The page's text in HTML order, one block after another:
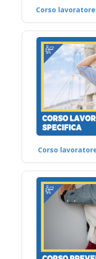
Corso lavoratore
Corso lavoratore